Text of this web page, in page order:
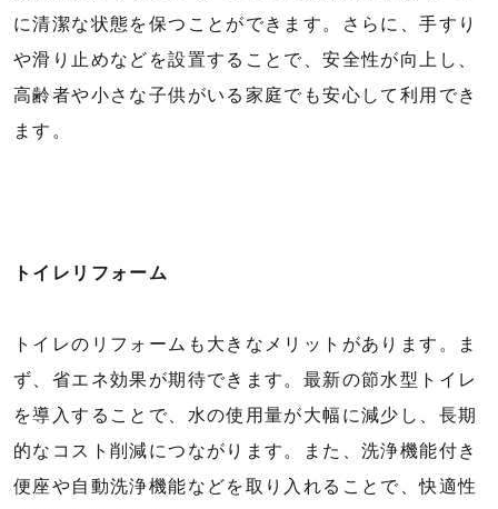
に清潔な状態を保つことができます。さらに、手すり
や滑り止めなどを設置することで、安全性が向上し、
高齢者や小さな子供がいる家庭でも安心して利用でき
ます。
トイレリフォーム
トイレのリフォームも大きなメリットがあります。ま
ず、省エネ効果が期待できます。最新の節水型トイレ
を導入することで、水の使用量が大幅に減少し、長期
的なコスト削減につながります。また、洗浄機能付き
便座や自動洗浄機能などを取り入れることで、快適性